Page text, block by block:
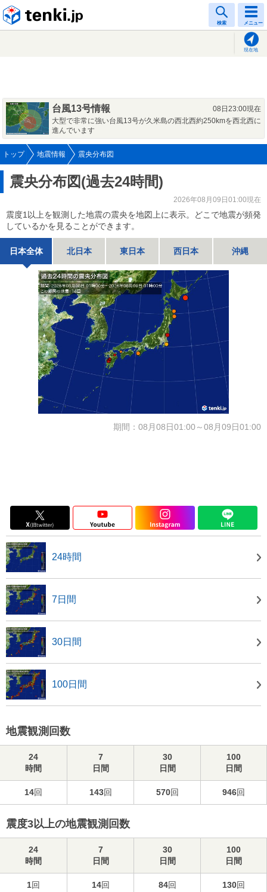
検索 メニュー
現在地
台風13号情報
08日23:00現在
大型で非常に強い台風13号が久米島の西北西約250kmを西北西に
進んでいます
トップ 地震情報 震央分布図
震央分布図(過去24時間)
2026年08月09日01:00現在
震度1以上を観測した地震の震央を地図上に表示。どこで地震が頻発
しているかを見ることができます。
日本全体 北日本 東日本 西日本 沖縄
期間：08月08日01:00～08月09日01:00
24時間
7日間
30日間
100日間
地震観測回数
24
時間
7
日間
30
日間
100
日間
14回 143回 570回 946回
震度3以上の地震観測回数
24
時間
7
日間
30
日間
100
日間
1回 14回 84回 130回